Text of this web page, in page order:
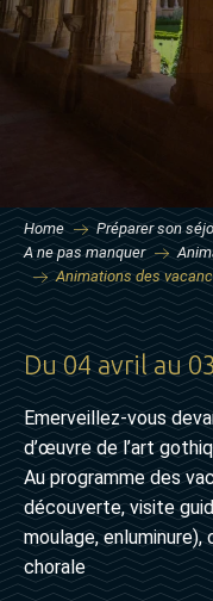
Home Préparer son
A ne pas manquer
Animations des
Du 04 avril au
Emerveillez-vous
d’œuvre de l’art
Au programme des
découverte, visite
moulage,
chorale